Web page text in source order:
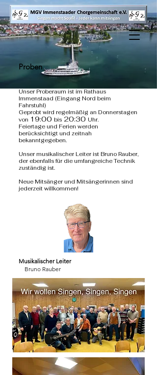
Proben
Unser Proberaum ist im Rathaus
Immenstaad (Eingang Nord beim
Fahrstuhl)
Geprobt wird regelmäßig an Donnerstagen
von 19:00 bis 20:30 Uhr.
Feiertage und Ferien werden
berücksichtigt und zeitnah
bekanntgegeben.
Unser musikalischer Leiter ist Bruno Rauber,
der ebenfalls für die umfangreiche Technik
zuständig ist.
Neue Mitsänger und Mitsängerinnen sind
jederzeit willkommen!
Musikalischer Leiter
Bruno Rauber